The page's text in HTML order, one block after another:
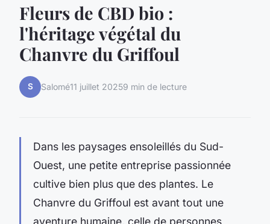
Fleurs de CBD bio :
l'héritage végétal du
Chanvre du Griffoul
S Salomé11 juillet 20259 min de lecture
Dans les paysages ensoleillés du Sud-
Ouest, une petite entreprise passionnée
cultive bien plus que des plantes. Le
Chanvre du Griffoul est avant tout une
aventure humaine, celle de personnes